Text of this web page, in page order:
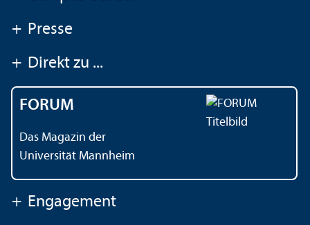
+ Presse
+ Direkt zu ...
FORUM
Das Magazin der
Universität Mannheim
+ Engagement